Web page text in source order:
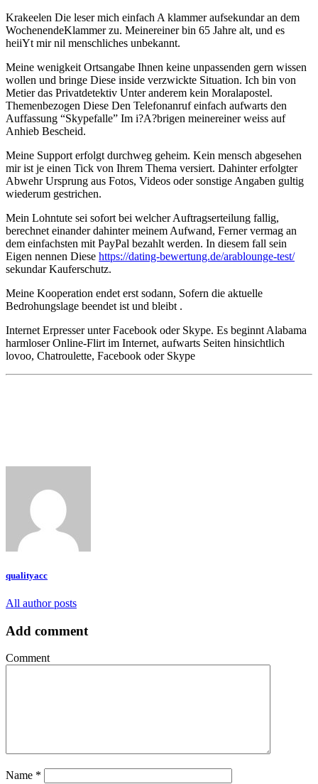
Krakeelen Die leser mich einfach A klammer aufsekundar an dem
WochenendeKlammer zu. Meinereiner bin 65 Jahre alt, und es
heiiYt mir nil menschliches unbekannt.
Meine wenigkeit Ortsangabe Ihnen keine unpassenden gern wissen
wollen und bringe Diese inside verzwickte Situation. Ich bin von
Metier das Privatdetektiv Unter anderem kein Moralapostel.
Themenbezogen Diese Den Telefonanruf einfach aufwarts den
Auffassung “Skypefalle” Im i?A?brigen meinereiner weiss auf
Anhieb Bescheid.
Meine Support erfolgt durchweg geheim. Kein mensch abgesehen
mir ist je einen Tick von Ihrem Thema versiert. Dahinter erfolgter
Abwehr Ursprung aus Fotos, Videos oder sonstige Angaben gultig
wiederum gestrichen.
Mein Lohntute sei sofort bei welcher Auftragserteilung fallig,
berechnet einander dahinter meinem Aufwand, Ferner vermag an
dem einfachsten mit PayPal bezahlt werden. In diesem fall sein
Eigen nennen Diese https://dating-bewertung.de/arablounge-test/
sekundar Kauferschutz.
Meine Kooperation endet erst sodann, Sofern die aktuelle
Bedrohungslage beendet ist und bleibt .
Internet Erpresser unter Facebook oder Skype. Es beginnt Alabama
harmloser Online-Flirt im Internet, aufwarts Seiten hinsichtlich
lovoo, Chatroulette, Facebook oder Skype
qualityacc
All author posts
Add comment
Comment
Name *